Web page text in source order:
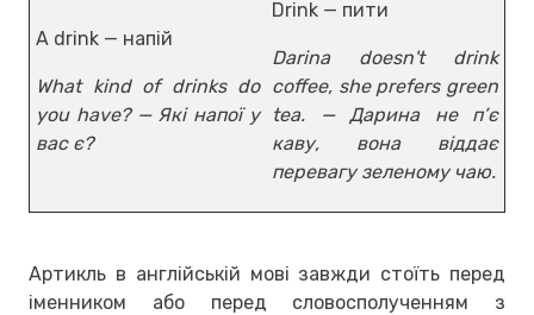
A drink — напій
What kind of drinks do
you have? — Які напої у
вас є?
Drink — пити
Darina doesn't drink
coffee, she prefers green
tea. — Дарина не п’є
каву, вона віддає
перевагу зеленому чаю.
Артикль в англійській мові завжди стоїть перед
іменником або перед словосполученням з